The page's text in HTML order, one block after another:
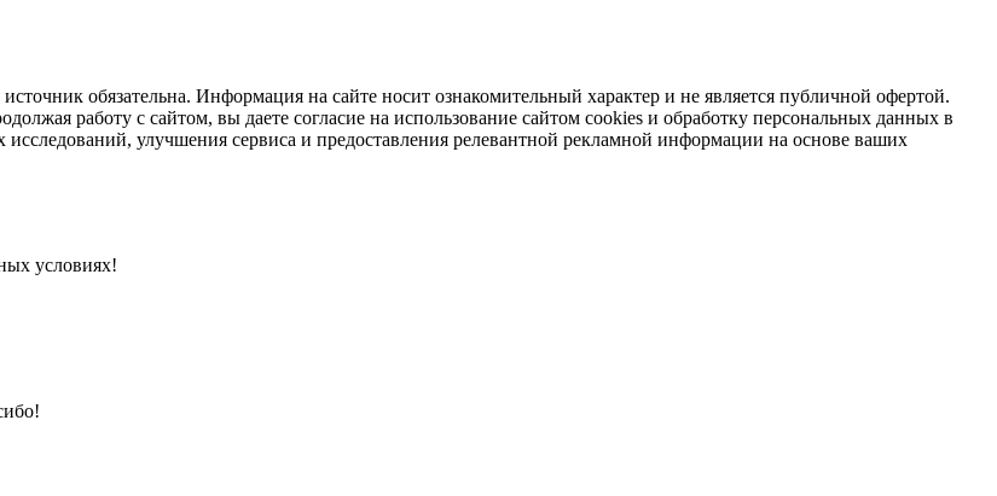
обязательна. Информация на сайте носит ознакомительный характер и не является публичной офертой.
работу с сайтом, вы даете согласие на использование сайтом cookies и обработку персональных данных в
исследований, улучшения сервиса и предоставления релевантной рекламной информации на основе ваших
условиях!